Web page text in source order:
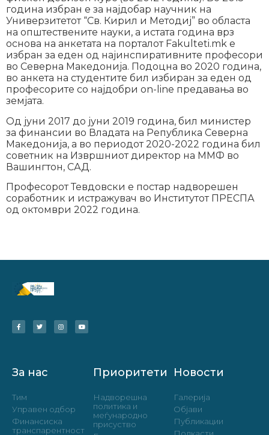
година избран е за најдобар научник на
Универзитетот “Св. Кирил и Методиј” во областа
на општествените науки, а истата година врз
основа на анкетата на порталот Fakulteti.mk е
избран за еден од најинспиративните професори
во Северна Македонија. Подоцна во 2020 година,
во анкета на студентите бил избиран за еден од
професорите со најдобри on-line предавања во
земјата.
Од јуни 2017 до јуни 2019 година, бил министер
за финансии во Владата на Република Северна
Македонија, а во периодот 2020-2022 година бил
советник на Извршниот директор на ММФ во
Вашингтон, САД.
Професорот Тевдовски е постар надворешен
соработник и истражувач во Институтот ПРЕСПА
од октомври 2022 година.
За нас
Тим
Управен одбор
Финансиска
транспарентност
Приоритети
Надворешна
политика и
меѓународно
присуство
Новости
Галерија
Објави
Публикации